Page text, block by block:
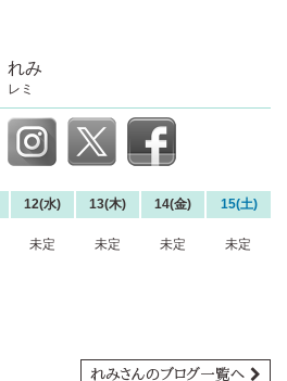
れみ
レミ
12(水) 13(木) 14(金) 15(土)
未定 未定 未定 未定
れみさんのブログ一覧へ